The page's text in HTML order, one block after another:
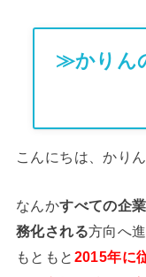
≫かりん
こんにちは、かり
なんかすべての企
務化される方向へ
もともと 2015年に